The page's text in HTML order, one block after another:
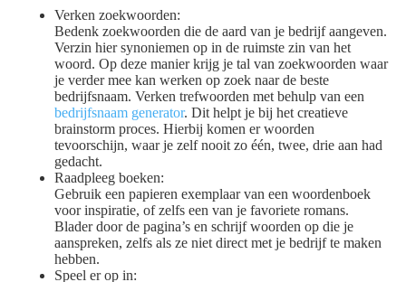
Verken zoekwoorden:
Bedenk zoekwoorden die de aard van je bedrijf aangeven.
Verzin hier synoniemen op in de ruimste zin van het
woord. Op deze manier krijg je tal van zoekwoorden waar
je verder mee kan werken op zoek naar de beste
bedrijfsnaam. Verken trefwoorden met behulp van een
bedrijfsnaam generator. Dit helpt je bij het creatieve
brainstorm proces. Hierbij komen er woorden
tevoorschijn, waar je zelf nooit zo één, twee, drie aan had
gedacht.
Raadpleeg boeken:
Gebruik een papieren exemplaar van een woordenboek
voor inspiratie, of zelfs een van je favoriete romans.
Blader door de pagina’s en schrijf woorden op die je
aanspreken, zelfs als ze niet direct met je bedrijf te maken
hebben.
Speel er op in: